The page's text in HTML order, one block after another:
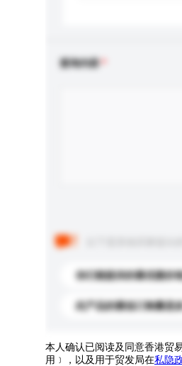
查询内容
你们能提供的最优惠价
此产品的最低订购量是
本人确认已阅读及同意香港贸
用﹞，以及用于贸发局在私隐